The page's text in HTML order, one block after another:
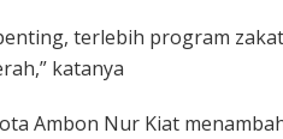
terlebih program
katanya
Ambon Nur Kiat